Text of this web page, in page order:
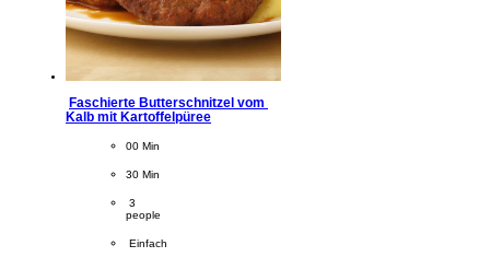
Faschierte Butterschnitzel vom
Kalb mit Kartoffelpüree
CookingTime
00 Min
PreparationTime
30 Min
Servings
3
people
Difficulty
Einfach